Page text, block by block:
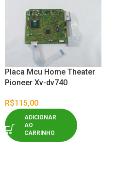
Placa Mcu Home Theater
Pioneer Xv-dv740
R$115,00
ADICIONAR
AO
CARRINHO